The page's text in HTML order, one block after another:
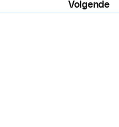
Volgende